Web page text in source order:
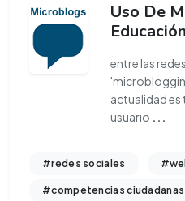
Uso De
entre las
actualidad es
usuario ...
#redes sociales
#competencias ciudadanas